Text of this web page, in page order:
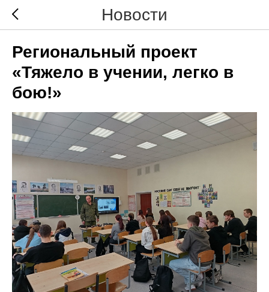
Новости
Региональный проект
«Тяжело в учении, легко в
бою!»